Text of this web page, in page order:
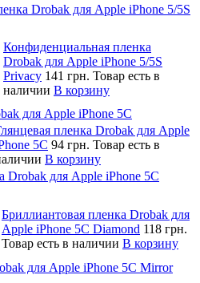
Drobak для Apple iPhone 5/5S
Конфиденциальная пленка
Drobak для Apple iPhone 5/5S
Privacy 141 грн. Товар есть в
наличии В корзину
для Apple iPhone 5C
пленка Drobak для Apple
5C 94 грн. Товар есть в
В корзину
Drobak для Apple iPhone 5C
Бриллиантовая пленка Drobak для
Apple iPhone 5C Diamond 118 грн.
Товар есть в наличии В корзину
для Apple iPhone 5C Mirror